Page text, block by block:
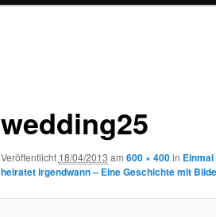
wedding25
Veröffentlicht 18/04/2013 am 600 × 400in
heiratet irgendwann – Eine Geschichte mit